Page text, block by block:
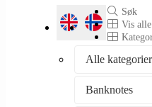
Søk
Vis alle
Alle kategorier
Banknotes